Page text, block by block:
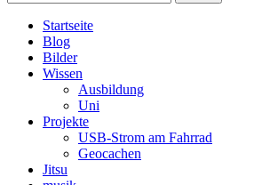
Startseite
Blog
Bilder
Wissen
Ausbildung
Uni
Projekte
USB-Strom am Fahrrad
Geocachen
Jitsu